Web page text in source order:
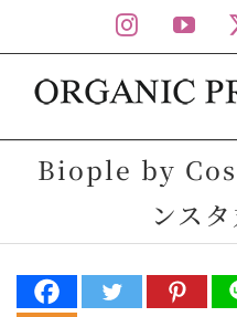
to
content
Biople by
ンス